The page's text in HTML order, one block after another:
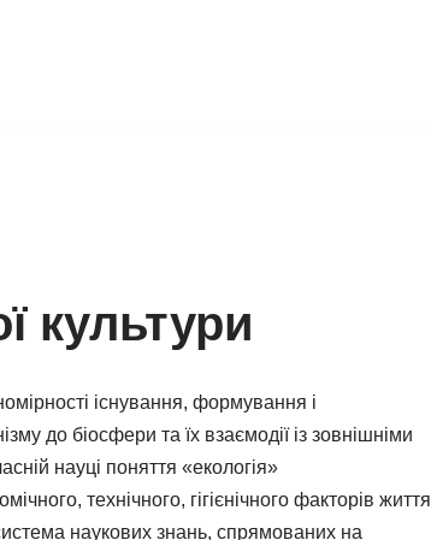
культури
існування, формування і
до біосфери та їх взаємодії із зовнішніми
науці поняття «екологія»
технічного, гігієнічного факторів життя
наукових знань, спрямованих на